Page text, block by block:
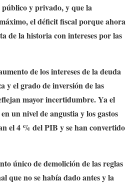
público y privado, y que la
el déficit fiscal porque ahora
de la historia con intereses por las
de los intereses de la deuda
y el grado de inversión de las
mayor incertidumbre. Ya el
un nivel de angustia y los gastos
el 4 % del PIB y se han convertido
único de demolición de las reglas
que no se había dado antes y la